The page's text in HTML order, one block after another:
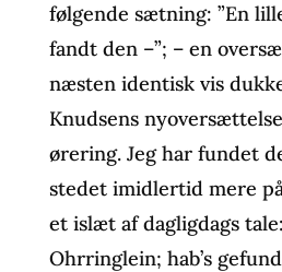
følgende sætning: ”En
fandt den –”; – en
næsten identisk vis
Knudsens nyoversættelse
ørering. Jeg har fundet
stedet imidlertid mere
et islæt af dagligdags
Ohrringlein; hab’s